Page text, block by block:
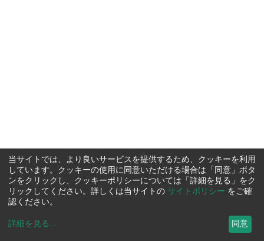
当サイトでは、より良いサービスを提供するため、クッキーを利用
しています。クッキーの使用に同意いただける場合は「同意」ボタ
ンをクリックし、クッキーポリシーについては「詳細を見る」をク
リックしてください。詳しくは当サイトの サイトポリシー をご確
認ください。
詳細を見る ... 同意